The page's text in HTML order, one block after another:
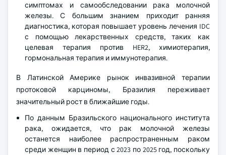
симптомах и самообследовании рака молочной
железы. С большим знанием приходит ранняя
диагностика, которая повышает уровень лечения IDC
с помощью лекарственных средств, таких как
целевая терапия против HER2, химиотерапия,
гормональная терапия и иммунотерапия.
В Латинской Америке рынок инвазивной терапии
протоковой карциномы, Бразилия переживает
значительный рост в ближайшие годы.
По данным Бразильского национального института
рака, ожидается, что рак молочной железы
останется наиболее распространенным раком
среди женщин в период с 2023 по 2025 год, поскольку